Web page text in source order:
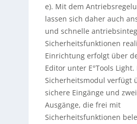
e). Mit dem
lassen sich daher auch
und schnelle
Sicherheitsfunktionen
Einrichtung erfolgt über
Editor unter E°Tools Light.
Sicherheitsmodul verfügt
sichere Eingänge und
Ausgänge, die frei mit
Sicherheitsfunktionen